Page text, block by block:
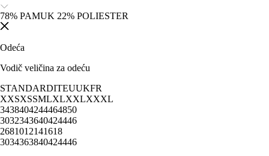
78% PAMUK 22% POLIESTER
Odeća
Vodič veličina za odeću
STANDARDITEUUKFR
XXSXSSMLXLXXLXXXL
3438404244464850
3032343640424446
2681012141618
3034363840424446